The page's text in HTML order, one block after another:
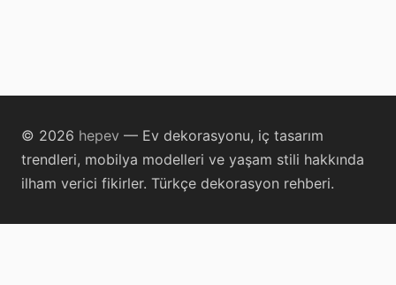
© 2026 hepev — Ev dekorasyonu, iç tasarım
trendleri, mobilya modelleri ve yaşam stili hakkında
ilham verici fikirler. Türkçe dekorasyon rehberi.